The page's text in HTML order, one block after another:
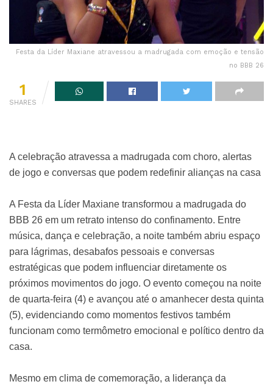
Festa da Líder Maxiane atravessou a madrugada com emoção e tensão
no BBB 26
1
SHARES
A celebração atravessa a madrugada com choro, alertas
de jogo e conversas que podem redefinir alianças na casa
A Festa da Líder Maxiane transformou a madrugada do
BBB 26 em um retrato intenso do confinamento. Entre
música, dança e celebração, a noite também abriu espaço
para lágrimas, desabafos pessoais e conversas
estratégicas que podem influenciar diretamente os
próximos movimentos do jogo. O evento começou na noite
de quarta-feira (4) e avançou até o amanhecer desta quinta
(5), evidenciando como momentos festivos também
funcionam como termômetro emocional e político dentro da
casa.
Mesmo em clima de comemoração, a liderança da